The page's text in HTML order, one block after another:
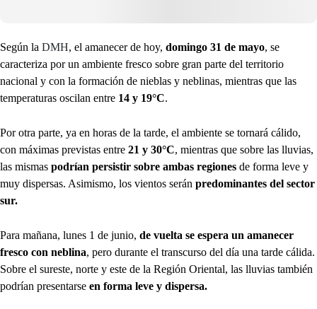
Según la DMH, el amanecer de hoy, domingo 31 de mayo, se
caracteriza por un ambiente fresco sobre gran parte del territorio
nacional y con la formación de nieblas y neblinas, mientras que las
temperaturas oscilan entre 14 y 19°C.
Por otra parte, ya en horas de la tarde, el ambiente se tornará cálido,
con máximas previstas entre 21 y 30°C, mientras que sobre las lluvias,
las mismas podrían persistir sobre ambas regiones de forma leve y
muy dispersas. Asimismo, los vientos serán predominantes del sector
sur.
Para mañana, lunes 1 de junio, de vuelta se espera un amanecer
fresco con neblina, pero durante el transcurso del día una tarde cálida.
Sobre el sureste, norte y este de la Región Oriental, las lluvias también
podrían presentarse en forma leve y dispersa.